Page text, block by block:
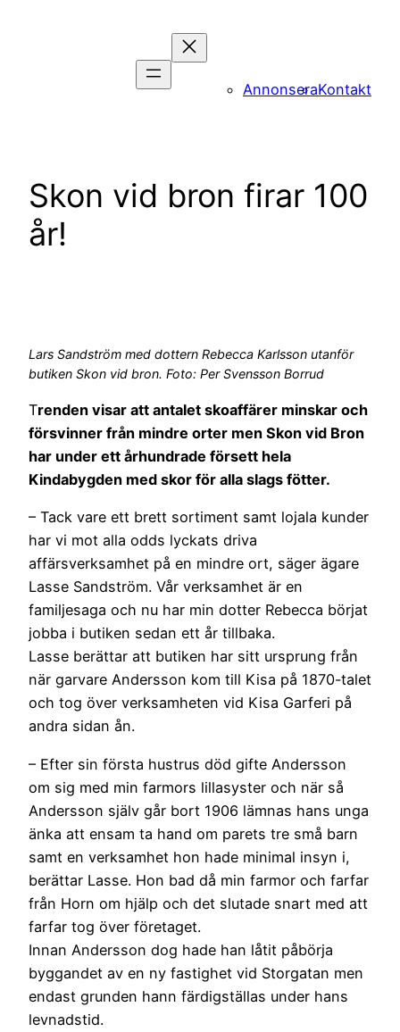
AnnonseraKontakt
Skon vid bron firar 100
år!
Lars Sandström med dottern Rebecca Karlsson utanför
butiken Skon vid bron. Foto: Per Svensson Borrud
Trenden visar att antalet skoaffärer minskar och
försvinner från mindre orter men Skon vid Bron
har under ett århundrade försett hela
Kindabygden med skor för alla slags fötter.
– Tack vare ett brett sortiment samt lojala kunder
har vi mot alla odds lyckats driva
affärsverksamhet på en mindre ort, säger ägare
Lasse Sandström. Vår verksamhet är en
familjesaga och nu har min dotter Rebecca börjat
jobba i butiken sedan ett år tillbaka.
Lasse berättar att butiken har sitt ursprung från
när garvare Andersson kom till Kisa på 1870-talet
och tog över verksamheten vid Kisa Garferi på
andra sidan ån.
– Efter sin första hustrus död gifte Andersson
om sig med min farmors lillasyster och när så
Andersson själv går bort 1906 lämnas hans unga
änka att ensam ta hand om parets tre små barn
samt en verksamhet hon hade minimal insyn i,
berättar Lasse. Hon bad då min farmor och farfar
från Horn om hjälp och det slutade snart med att
farfar tog över företaget.
Innan Andersson dog hade han låtit påbörja
byggandet av en ny fastighet vid Storgatan men
endast grunden hann färdigställas under hans
levnadstid.